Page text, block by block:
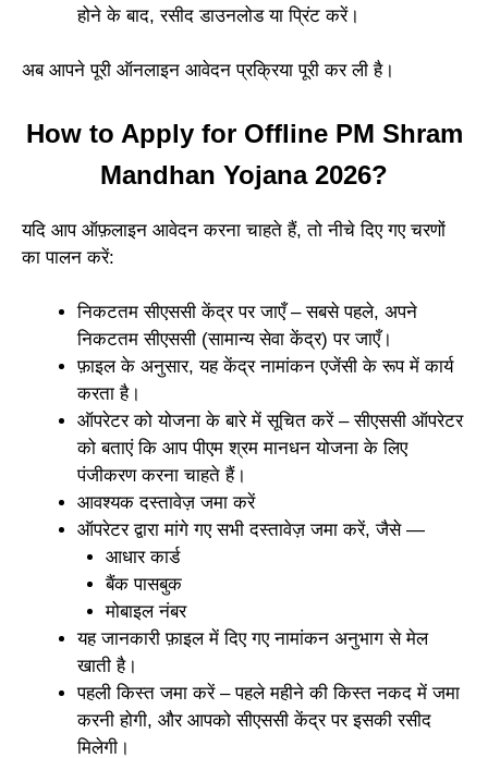
होने के बाद, रसीद डाउनलोड या प्रिंट करें।
अब आपने पूरी ऑनलाइन आवेदन प्रक्रिया पूरी कर ली है।
How to Apply for Offline PM Shram
Mandhan Yojana 2026?
यदि आप ऑफ़लाइन आवेदन करना चाहते हैं, तो नीचे दिए गए चरणों
का पालन करें:
निकटतम सीएससी केंद्र पर जाएँ – सबसे पहले, अपने
निकटतम सीएससी (सामान्य सेवा केंद्र) पर जाएँ।
फ़ाइल के अनुसार, यह केंद्र नामांकन एजेंसी के रूप में कार्य
करता है।
ऑपरेटर को योजना के बारे में सूचित करें – सीएससी ऑपरेटर
को बताएं कि आप पीएम श्रम मानधन योजना के लिए
पंजीकरण करना चाहते हैं।
आवश्यक दस्तावेज़ जमा करें
ऑपरेटर द्वारा मांगे गए सभी दस्तावेज़ जमा करें, जैसे —
आधार कार्ड
बैंक पासबुक
मोबाइल नंबर
यह जानकारी फ़ाइल में दिए गए नामांकन अनुभाग से मेल
खाती है।
पहली किस्त जमा करें – पहले महीने की किस्त नकद में जमा
करनी होगी, और आपको सीएससी केंद्र पर इसकी रसीद
मिलेगी।